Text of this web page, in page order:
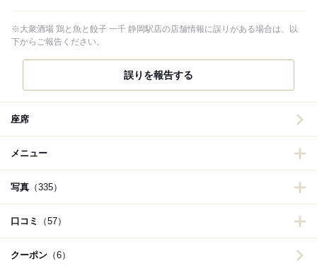
※大衆酒場 鶏と魚と餃子 一千 静岡駅店の店舗情報に誤りがある場合は、以
下からご報告ください。
誤りを報告する
座席
メニュー
写真 （335）
口コミ （57）
クーポン （6）